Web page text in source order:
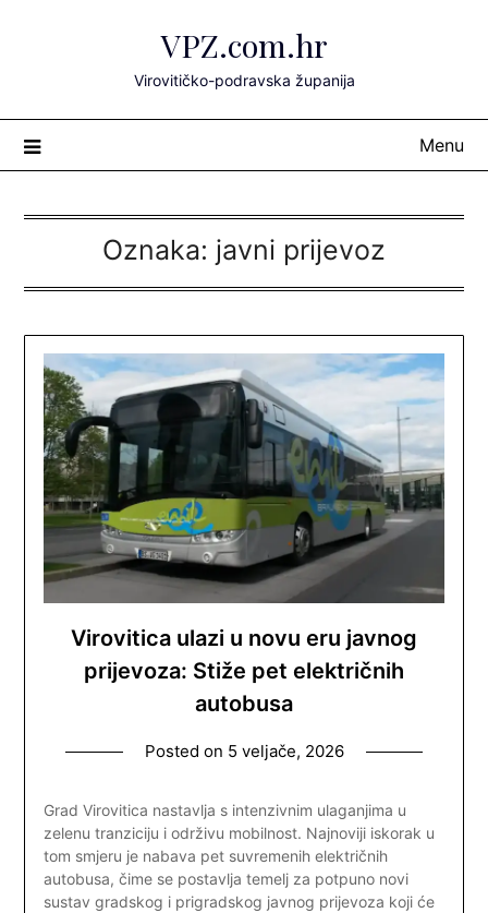
VPZ.com.hr
Virovitičko-podravska županija
Menu
Oznaka: javni prijevoz
Virovitica ulazi u novu eru javnog
prijevoza: Stiže pet električnih
autobusa
Posted on 5 veljače, 2026
Grad Virovitica nastavlja s intenzivnim ulaganjima u
zelenu tranziciju i održivu mobilnost. Najnoviji iskorak u
tom smjeru je nabava pet suvremenih električnih
autobusa, čime se postavlja temelj za potpuno novi
sustav gradskog i prigradskog javnog prijevoza koji će